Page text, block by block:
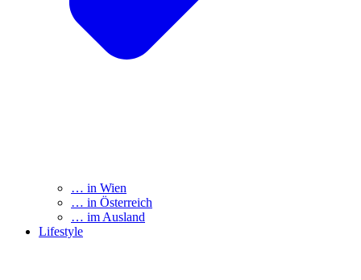
… in Wien
… in Österreich
… im Ausland
Lifestyle